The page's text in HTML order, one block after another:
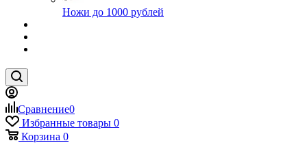
Ножи до 1000 рублей
Сравнение0
Избранные товары 0
Корзина 0